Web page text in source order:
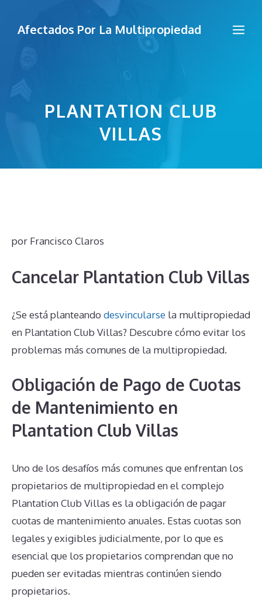
Afectados Por La Multipropiedad
PLANTATION CLUB
VILLAS
por Francisco Claros
Cancelar Plantation Club Villas
¿Se está planteando desvincularse la multipropiedad
en Plantation Club Villas? Descubre cómo evitar los
problemas más comunes de la multipropiedad.
Obligación de Pago de Cuotas
de Mantenimiento en
Plantation Club Villas
Uno de los desafíos más comunes que enfrentan los
propietarios de multipropiedad en el complejo
Plantation Club Villas es la obligación de pagar
cuotas de mantenimiento anuales. Estas cuotas son
legales y exigibles judicialmente, por lo que es
esencial que los propietarios comprendan que no
pueden ser evitadas mientras continúen siendo
propietarios.